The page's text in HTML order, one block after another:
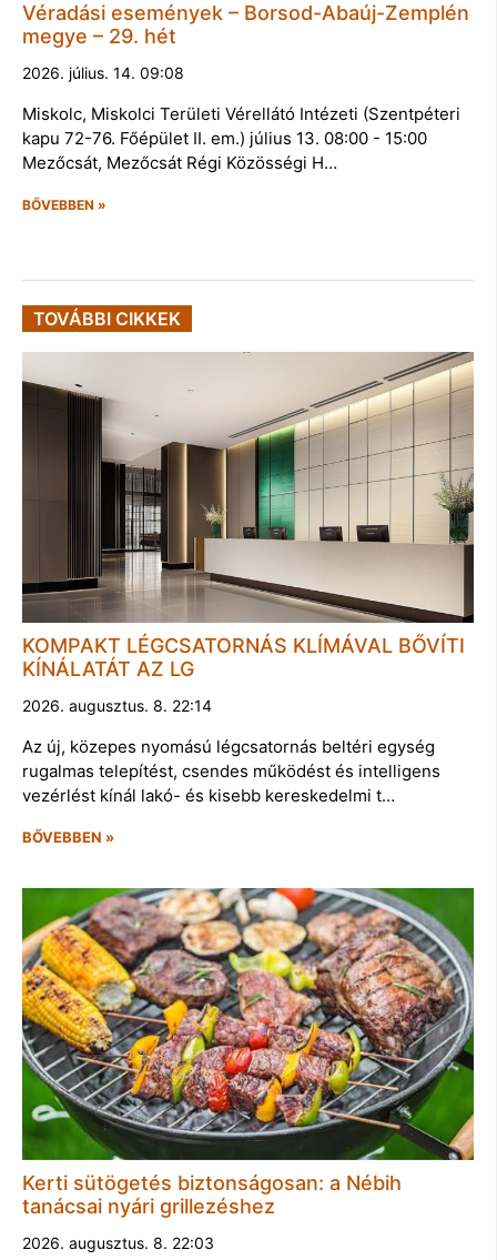
Véradási események – Borsod-Abaúj-Zemplén
megye – 29. hét
2026. július. 14. 09:08
Miskolc, Miskolci Területi Vérellátó Intézeti (Szentpéteri
kapu 72-76. Főépület II. em.) július 13. 08:00 - 15:00
Mezőcsát, Mezőcsát Régi Közösségi H…
BŐVEBBEN »
TOVÁBBI CIKKEK
KOMPAKT LÉGCSATORNÁS KLÍMÁVAL BŐVÍTI
KÍNÁLATÁT AZ LG
2026. augusztus. 8. 22:14
Az új, közepes nyomású légcsatornás beltéri egység
rugalmas telepítést, csendes működést és intelligens
vezérlést kínál lakó- és kisebb kereskedelmi t…
BŐVEBBEN »
Kerti sütögetés biztonságosan: a Nébih
tanácsai nyári grillezéshez
2026. augusztus. 8. 22:03